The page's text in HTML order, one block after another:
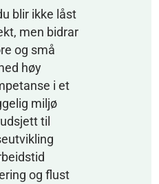
blir ikke låst
men bidrar
og små
høy
i et
miljø
til
og flust